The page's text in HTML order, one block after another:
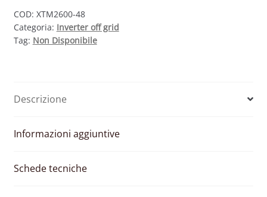
COD: XTM2600-48
Categoria: Inverter off grid
Tag: Non Disponibile
Descrizione
Informazioni aggiuntive
Schede tecniche